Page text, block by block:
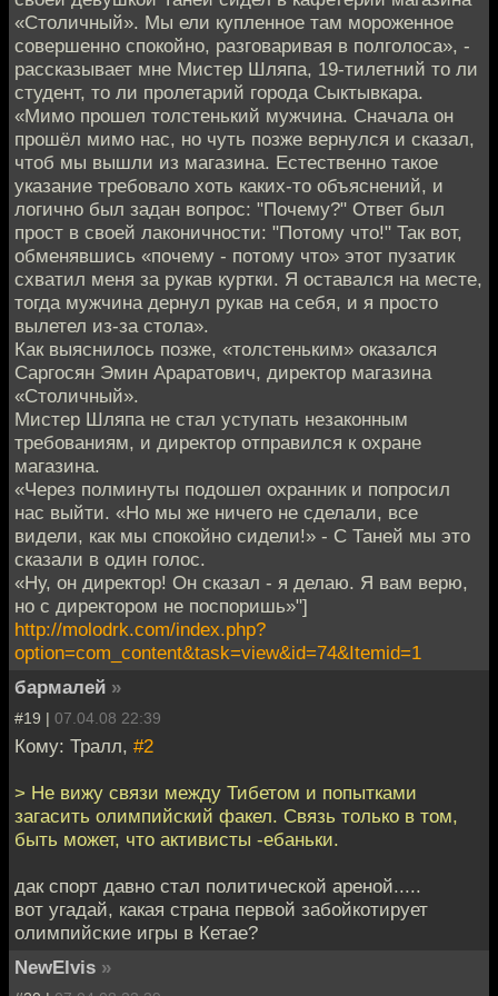
«Столичный». Мы ели купленное там мороженное
совершенно спокойно, разговаривая в полголоса», -
рассказывает мне Мистер Шляпа, 19-тилетний то ли
студент, то ли пролетарий города Сыктывкара.
«Мимо прошел толстенький мужчина. Сначала он
прошёл мимо нас, но чуть позже вернулся и сказал,
чтоб мы вышли из магазина. Естественно такое
указание требовало хоть каких-то объяснений, и
логично был задан вопрос: "Почему?" Ответ был
прост в своей лаконичности: "Потому что!" Так вот,
обменявшись «почему - потому что» этот пузатик
схватил меня за рукав куртки. Я оставался на месте,
тогда мужчина дернул рукав на себя, и я просто
вылетел из-за стола».
Как выяснилось позже, «толстеньким» оказался
Саргосян Эмин Араратович, директор магазина
«Столичный».
Мистер Шляпа не стал уступать незаконным
требованиям, и директор отправился к охране
магазина.
«Через полминуты подошел охранник и попросил
нас выйти. «Но мы же ничего не сделали, все
видели, как мы спокойно сидели!» - С Таней мы это
сказали в один голос.
«Ну, он директор! Он сказал - я делаю. Я вам верю,
но с директором не поспоришь»"]
http://molodrk.com/index.php?
option=com_content&task=view&id=74&Itemid=1
бармалей »
#19 | 07.04.08 22:39
Кому: Тралл, #2
> Не вижу связи между Тибетом и попытками
загасить олимпийский факел. Связь только в том,
быть может, что активисты -ебаньки.
дак спорт давно стал политической ареной.....
вот угадай, какая страна первой забойкотирует
олимпийские игры в Кетае?
NewElvis »